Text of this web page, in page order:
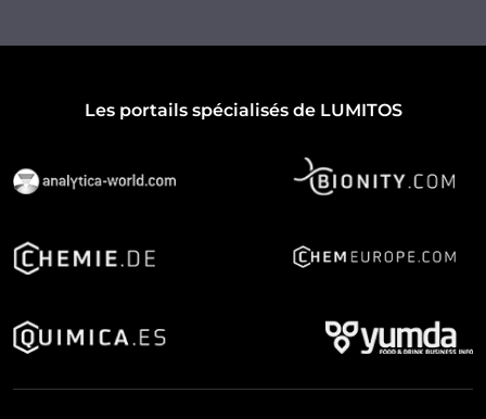
Les portails spécialisés de LUMITOS